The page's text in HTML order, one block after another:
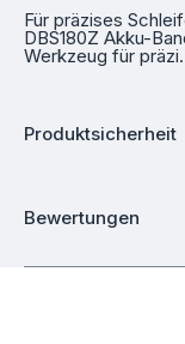
Für präzises
DBS180Z Akku-
Werkzeug für
Produktsicherheit
Bewertungen